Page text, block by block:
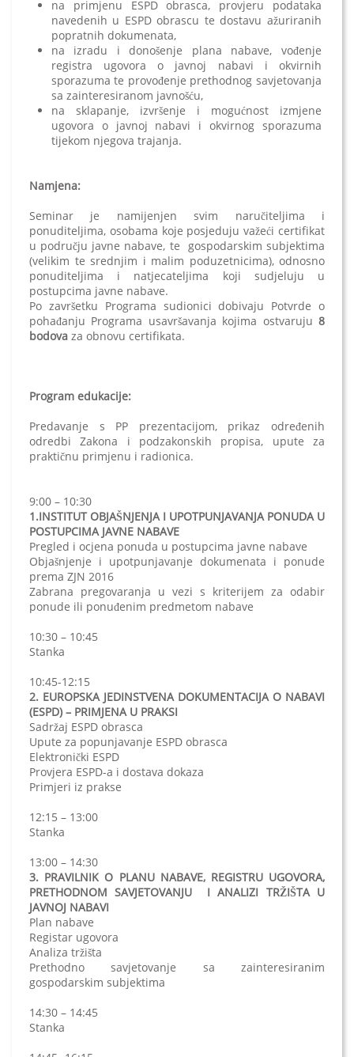
na primjenu ESPD obrasca, provjeru podataka
navedenih u ESPD obrascu te dostavu ažuriranih
popratnih dokumenata,
na izradu i donošenje plana nabave, vođenje
registra ugovora o javnoj nabavi i okvirnih
sporazuma te provođenje prethodnog savjetovanja
sa zainteresiranom javnošću,
na sklapanje, izvršenje i mogućnost izmjene
ugovora o javnoj nabavi i okvirnog sporazuma
tijekom njegova trajanja.
Namjena:
Seminar je namijenjen svim naručiteljima i
ponuditeljima, osobama koje posjeduju važeći certifikat
u području javne nabave, te gospodarskim subjektima
(velikim te srednjim i malim poduzetnicima), odnosno
ponuditeljima i natjecateljima koji sudjeluju u
postupcima javne nabave.
Po završetku Programa sudionici dobivaju Potvrde o
pohađanju Programa usavršavanja kojima ostvaruju 8
bodova za obnovu certifikata.
Program edukacije:
Predavanje s PP prezentacijom, prikaz određenih
odredbi Zakona i podzakonskih propisa, upute za
praktičnu primjenu i radionica.
9:00 – 10:30
1.INSTITUT OBJAŠNJENJA I UPOTPUNJAVANJA PONUDA U
POSTUPCIMA JAVNE NABAVE
Pregled i ocjena ponuda u postupcima javne nabave
Objašnjenje i upotpunjavanje dokumenata i ponude
prema ZJN 2016
Zabrana pregovaranja u vezi s kriterijem za odabir
ponude ili ponuđenim predmetom nabave
10:30 – 10:45
Stanka
10:45-12:15
2. EUROPSKA JEDINSTVENA DOKUMENTACIJA O NABAVI
(ESPD) – PRIMJENA U PRAKSI
Sadržaj ESPD obrasca
Upute za popunjavanje ESPD obrasca
Elektronički ESPD
Provjera ESPD-a i dostava dokaza
Primjeri iz prakse
12:15 – 13:00
Stanka
13:00 – 14:30
3. PRAVILNIK O PLANU NABAVE, REGISTRU UGOVORA,
PRETHODNOM SAVJETOVANJU I ANALIZI TRŽIŠTA U
JAVNOJ NABAVI
Plan nabave
Registar ugovora
Analiza tržišta
Prethodno savjetovanje sa zainteresiranim
gospodarskim subjektima
14:30 – 14:45
Stanka